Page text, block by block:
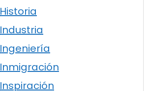
Historia
Industria
Ingeniería
Inmigración
Inspiración